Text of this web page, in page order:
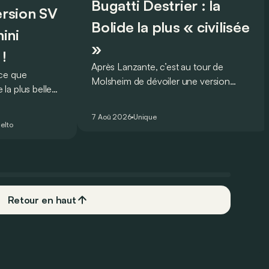
SV
que
plus belle
Bugatti Destrier : la
Bolide la plus « civilisée
»
Après Lanzante, c’est au tour de
Molsheim de dévoiler une version
7 Aoû 2026 Unique
Retour en haut